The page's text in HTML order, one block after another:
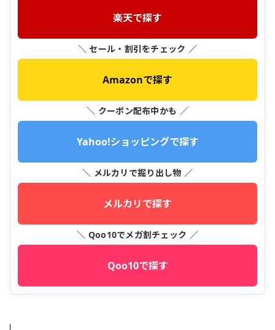
楽天で探す
＼ セール・割引をチェック ／
Amazonで探す
＼ クーポン配布中かも ／
Yahoo!ショッピングで探す
＼ メルカリで掘り出し物 ／
メルカリで探す
＼ Qoo10でメガ割チェック ／
Qoo10で探す